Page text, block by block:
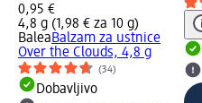
0,95 €
4,8 g (1,98 € za 10 g)
BaleaBalzam za ustnice
Over the Clouds, 4,8 g
(34)
Dobavljivo